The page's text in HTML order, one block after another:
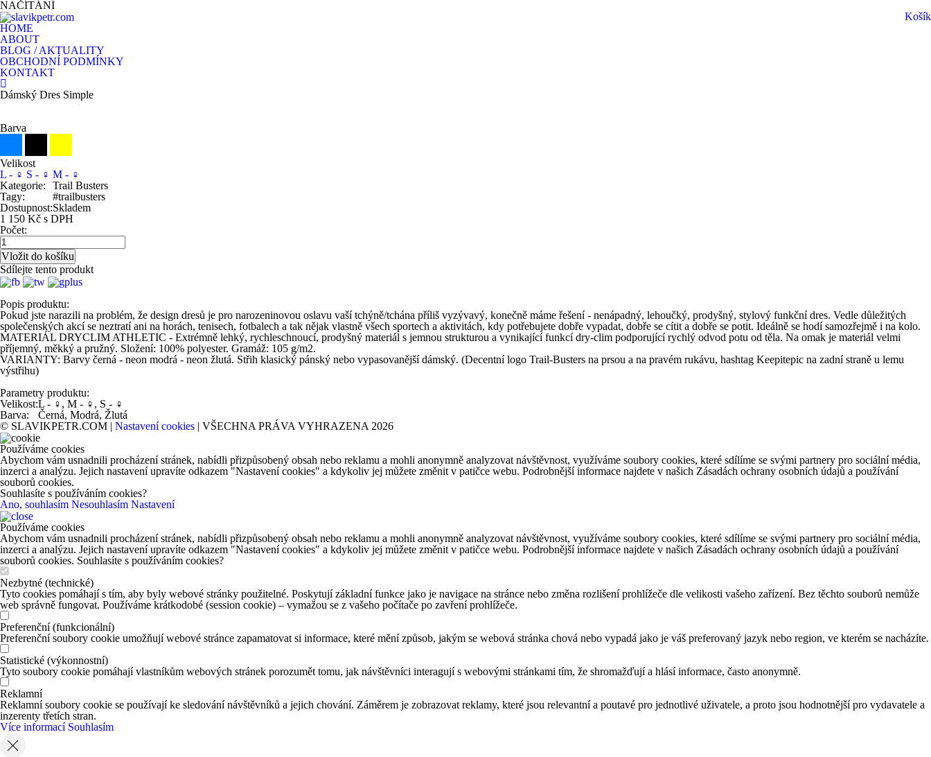
NAČÍTÁNÍ
Košík
HOME
ABOUT
BLOG / AKTUALITY
OBCHODNÍ PODMÍNKY
KONTAKT
Dámský Dres Simple
Barva
Velikost
L - ♀ S - ♀ M - ♀
Kategorie:
Trail Busters
Tagy:
#trailbusters
Dostupnost:Skladem
1 150 Kč s DPH
Počet:
Sdílejte tento produkt
Popis produktu:
Pokud jste narazili na problém, že design dresů je pro narozeninovou oslavu vaší tchýně/tchána příliš vyzývavý, konečně máme řešení - nenápadný, lehoučký, prodyšný, stylový funkční dres. Vedle důležitých
společenských akcí se neztratí ani na horách, tenisech, fotbalech a tak nějak vlastně všech sportech a aktivitách, kdy potřebujete dobře vypadat, dobře se cítit a dobře se potit. Ideálně se hodí samozřejmě i na kolo.
MATERIÁL DRYCLIM ATHLETIC - Extrémně lehký, rychleschnoucí, prodyšný materiál s jemnou strukturou a vynikající funkcí dry-clim podporující rychlý odvod potu od těla. Na omak je materiál velmi
příjemný, měkký a pružný. Složení: 100% polyester. Gramáž: 105 g/m2.
VARIANTY: Barvy černá - neon modrá - neon žlutá. Střih klasický pánský nebo vypasovanější dámský. (Decentní logo Trail-Busters na prsou a na pravém rukávu, hashtag Keepitepic na zadní straně u lemu
výstřihu)
Parametry produktu:
Velikost:L - ♀, M - ♀, S - ♀
Barva:
Černá, Modrá, Žlutá
© SLAVIKPETR.COM | Nastavení cookies | VŠECHNA PRÁVA VYHRAZENA 2026
Používáme cookies
Abychom vám usnadnili procházení stránek, nabídli přizpůsobený obsah nebo reklamu a mohli anonymně analyzovat návštěvnost, využíváme soubory cookies, které sdílíme se svými partnery pro sociální média,
inzerci a analýzu. Jejich nastavení upravíte odkazem "Nastavení cookies" a kdykoliv jej můžete změnit v patičce webu. Podrobnější informace najdete v našich Zásadách ochrany osobních údajů a používání
souborů cookies.
Souhlasíte s používáním cookies?
Ano, souhlasím Nesouhlasím Nastavení
Používáme cookies
Abychom vám usnadnili procházení stránek, nabídli přizpůsobený obsah nebo reklamu a mohli anonymně analyzovat návštěvnost, využíváme soubory cookies, které sdílíme se svými partnery pro sociální média,
inzerci a analýzu. Jejich nastavení upravíte odkazem "Nastavení cookies" a kdykoliv jej můžete změnit v patičce webu. Podrobnější informace najdete v našich Zásadách ochrany osobních údajů a používání
souborů cookies. Souhlasíte s používáním cookies?
Nezbytné (technické)
Tyto cookies pomáhají s tím, aby byly webové stránky použitelné. Poskytují základní funkce jako je navigace na stránce nebo změna rozlišení prohlížeče dle velikosti vašeho zařízení. Bez těchto souborů nemůže
web správně fungovat. Používáme krátkodobé (session cookie) – vymažou se z vašeho počítače po zavření prohlížeče.
Preferenční (funkcionální)
Preferenční soubory cookie umožňují webové stránce zapamatovat si informace, které mění způsob, jakým se webová stránka chová nebo vypadá jako je váš preferovaný jazyk nebo region, ve kterém se nacházíte.
Statistické (výkonnostní)
Tyto soubory cookie pomáhají vlastníkům webových stránek porozumět tomu, jak návštěvníci interagují s webovými stránkami tím, že shromažďují a hlásí informace, často anonymně.
Reklamní
Reklamní soubory cookie se používají ke sledování návštěvníků a jejich chování. Záměrem je zobrazovat reklamy, které jsou relevantní a poutavé pro jednotlivé uživatele, a proto jsou hodnotnější pro vydavatele a
inzerenty třetích stran.
Více informací Souhlasím